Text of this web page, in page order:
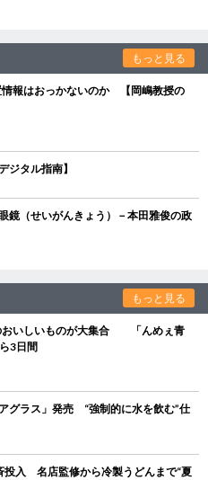
もっと見る
情報はおっかないのか 【岡嶋教授の
タル指南】
（せいがんきょう）－本田雅俊の政
もっと見る
おいしいものが大集合 「んめぇ青
3日間
グラス」発売 “強制的に水を飲む”仕
投入 名店監修から冷製うどんまで“夏